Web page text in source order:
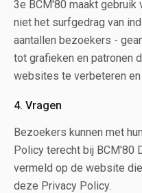
3e BCM'80 maakt gebruik
niet het surfgedrag van
aantallen bezoekers -
tot grafieken en patronen
websites te verbeteren
4. Vragen
Bezoekers kunnen met
Policy terecht bij BCM'80
vermeld op de website
deze Privacy Policy.